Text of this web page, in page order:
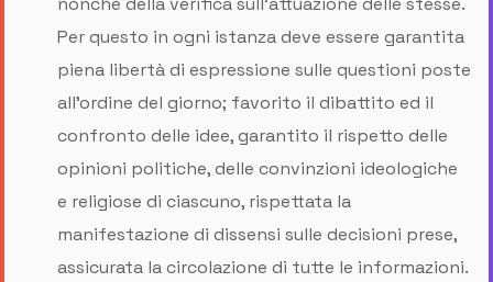
Per questo in ogni istanza deve essere garantita
piena libertà di espressione sulle questioni poste
all'ordine del giorno; favorito il dibattito ed il
confronto delle idee, garantito il rispetto delle
opinioni politiche, delle convinzioni ideologiche
e religiose di ciascuno, rispettata la
manifestazione di dissensi sulle decisioni prese,
assicurata la circolazione di tutte le informazioni.